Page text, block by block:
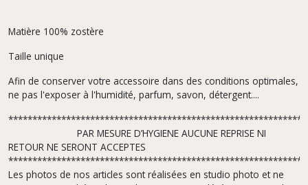
Matière 100% zostère
Taille unique
Afin de conserver votre accessoire dans des conditions optimales,
ne pas l'exposer à l'humidité, parfum, savon, détergent....
PAR MESURE D’HYGIENE AUCUNE REPRISE NI
RETOUR NE SERONT ACCEPTES
Les photos de nos articles sont réalisées en studio photo et ne